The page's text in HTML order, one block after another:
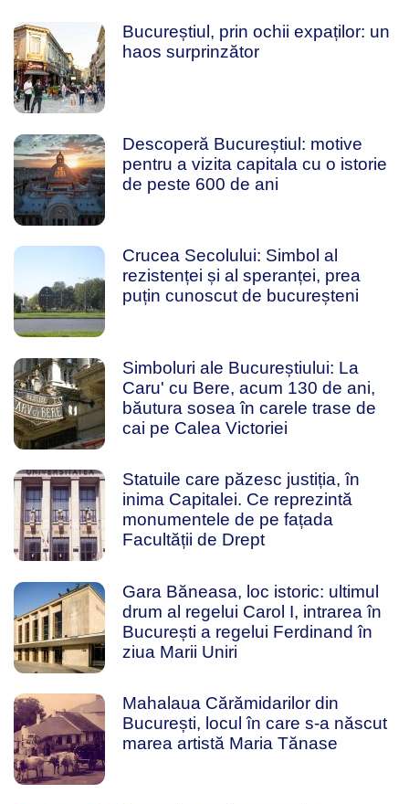
Bucureștiul, prin ochii expaților: un
haos surprinzător
Descoperă Bucureștiul: motive
pentru a vizita capitala cu o istorie
de peste 600 de ani
Crucea Secolului: Simbol al
rezistenței și al speranței, prea
puțin cunoscut de bucureșteni
Simboluri ale Bucureștiului: La
Caru' cu Bere, acum 130 de ani,
băutura sosea în carele trase de
cai pe Calea Victoriei
Statuile care păzesc justiția, în
inima Capitalei. Ce reprezintă
monumentele de pe fațada
Facultății de Drept
Gara Băneasa, loc istoric: ultimul
drum al regelui Carol I, intrarea în
București a regelui Ferdinand în
ziua Marii Uniri
Mahalaua Cărămidarilor din
București, locul în care s-a născut
marea artistă Maria Tănase